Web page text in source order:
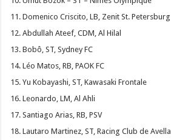
Domenico Criscito, LB, Zenit St. Petersburg
Abdullah Ateef, CDM, Al Hilal
Bobô, ST, Sydney FC
Léo Matos, RB, PAOK FC
Yu Kobayashi, ST, Kawasaki Frontale
Leonardo, LM, Al Ahli
Santiago Arias, RB, PSV
Lautaro Martinez, ST, Racing Club de